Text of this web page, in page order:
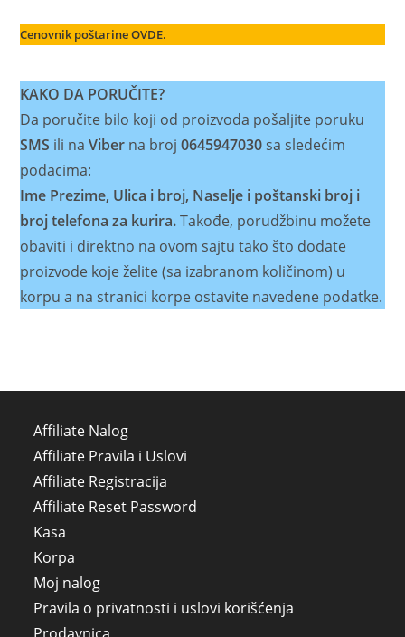
Cenovnik poštarine OVDE.
KAKO DA PORUČITE?
Da poručite bilo koji od proizvoda pošaljite poruku
SMS ili naViber na broj0645947030sa sledećim
podacima:
Ime Prezime, Ulica i broj, Naselje i poštanski broj i
broj telefona za kurira.Takođe, porudžbinu možete
obaviti i direktno na ovom sajtu tako što dodate
proizvode koje želite (sa izabranom količinom) u
korpu a na stranici korpe ostavite navedene podatke.
Affiliate Nalog
Affiliate Pravila i Uslovi
Affiliate Registracija
Affiliate Reset Password
Kasa
Korpa
Moj nalog
Pravila o privatnosti i uslovi korišćenja